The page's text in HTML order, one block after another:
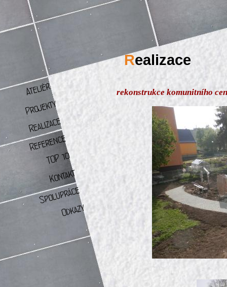
Realizace
rekonstrukce komunitního